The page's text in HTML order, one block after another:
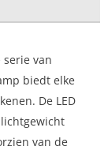
van
biedt elke
De LED
van de